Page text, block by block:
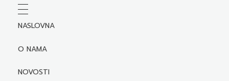
NASLOVNA
O NAMA
NOVOSTI